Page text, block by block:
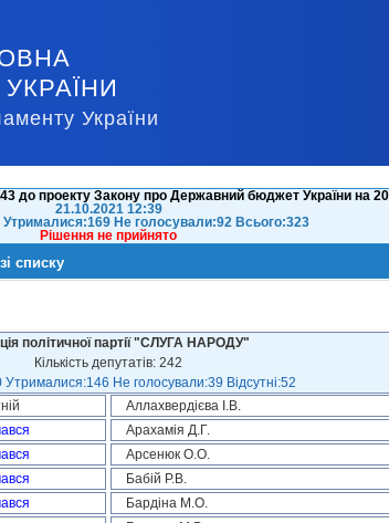
України
до проекту Закону про Державний бюджет України на
21.10.2021 12:39
Не голосували:92 Всього:323
Рішення не прийнято
списку
політичної партії "СЛУГА НАРОДУ"
Кількість депутатів: 242
Не голосували:39 Відсутні:52
Аллахвердієва І.В.
Арахамія Д.Г.
Арсенюк О.О.
Бабій Р.В.
Бардіна М.О.